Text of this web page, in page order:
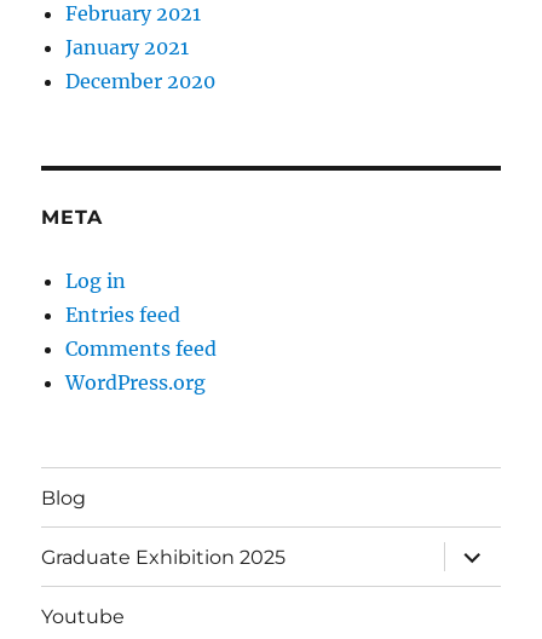
February 2021
January 2021
December 2020
META
Log in
Entries feed
Comments feed
WordPress.org
Blog
Graduate Exhibition 2025
expand
child
menu
Youtube